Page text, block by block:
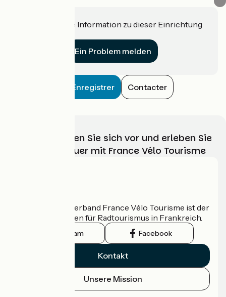
Haben Sie eine Information zu dieser Einrichtung
Ein Problem melden
Enregistrer Contacter
Wählen, bereiten Sie sich vor und erleben Sie
Ihr Radabenteuer mit France Vélo Tourisme
Der nationale Verband France Vélo Tourisme ist der
offizielle Leitfaden für Radtourismus in Frankreich.
Instagram Facebook
Kontakt
Unsere Mission